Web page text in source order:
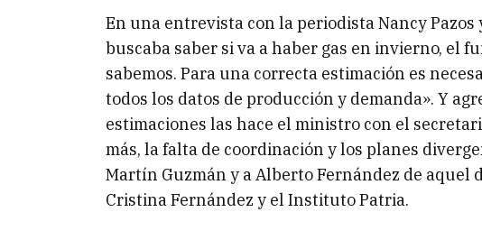
En una entrevista con la periodista Nancy
buscaba saber si va a haber gas en invierno, el
sabemos. Para una correcta estimación es
todos los datos de producción y demanda». Y
estimaciones las hace el ministro con el
más, la falta de coordinación y los planes
Martín Guzmán y a Alberto Fernández de aquel
Cristina Fernández y el Instituto Patria.